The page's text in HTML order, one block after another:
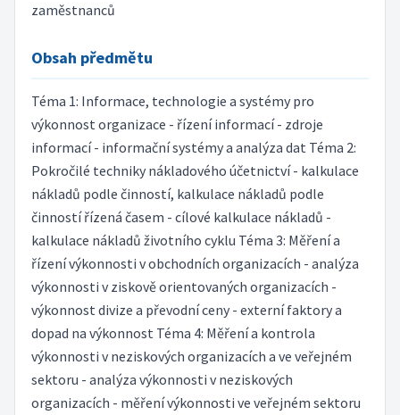
zaměstnanců
Obsah předmětu
Téma 1: Informace, technologie a systémy pro
výkonnost organizace - řízení informací - zdroje
informací - informační systémy a analýza dat Téma 2:
Pokročilé techniky nákladového účetnictví - kalkulace
nákladů podle činností, kalkulace nákladů podle
činností řízená časem - cílové kalkulace nákladů -
kalkulace nákladů životního cyklu Téma 3: Měření a
řízení výkonnosti v obchodních organizacích - analýza
výkonnosti v ziskově orientovaných organizacích -
výkonnost divize a převodní ceny - externí faktory a
dopad na výkonnost Téma 4: Měření a kontrola
výkonnosti v neziskových organizacích a ve veřejném
sektoru - analýza výkonnosti v neziskových
organizacích - měření výkonnosti ve veřejném sektoru